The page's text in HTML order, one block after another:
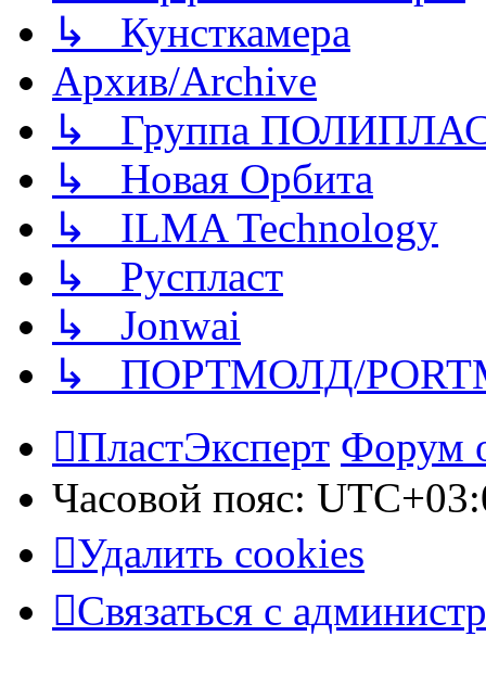
↳ Кунсткамера
Архив/Archive
↳ Группа
↳ Новая Орбита
↳ ILMA Technology
↳ Руспласт
↳ Jonwai
↳ ПОРТМОЛД/
ПластЭксперт Форум
Часовой пояс:
Удалить cookies
Связаться с